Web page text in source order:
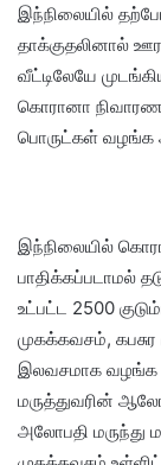
இந்நிலையில்
தாக்குதலினால்
வீட்டிலேயே
கொரானா நிவாரண
பொருட்கள் வழங்க
இந்நிலையில்
பாதிக்கப்படாமல்
உட்பட்ட 2500
முகக்கவசம்,
இலவசமாக வழங்க
மருத்துவரின்
அலோபதி மருந்து